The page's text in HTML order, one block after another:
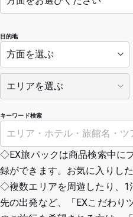
目的地
キーワード検索
◇EX旅パックは商品検索中に
録ができます。お気に入りし
◇複数エリアを周遊したり、1
先の出発など、「EXこだわり